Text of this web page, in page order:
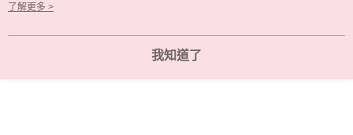
用條款之 Cookie 聲明使用 cookie。
了解更多 >
我知道了